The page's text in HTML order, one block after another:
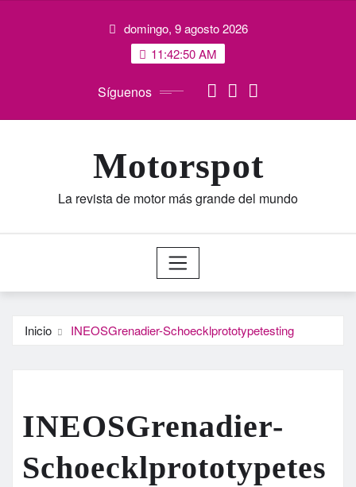
domingo, 9 agosto 2026
11:42:51 AM
Síguenos
Motorspot
La revista de motor más grande del mundo
Inicio INEOSGrenadier-Schoecklprototypetesting
INEOSGrenadier-
Schoecklprototypetes